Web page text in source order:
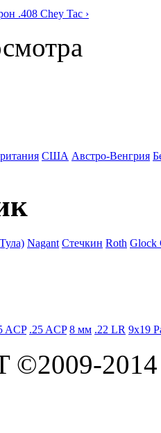
.408 Chey Tac ›
США Австро-Венгрия
Nagant Стечкин Roth Glock
ACP .25 ACP 8 мм .22 LR 9x19
©2009-